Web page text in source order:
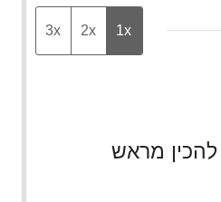
1x
2x
3x
מראש